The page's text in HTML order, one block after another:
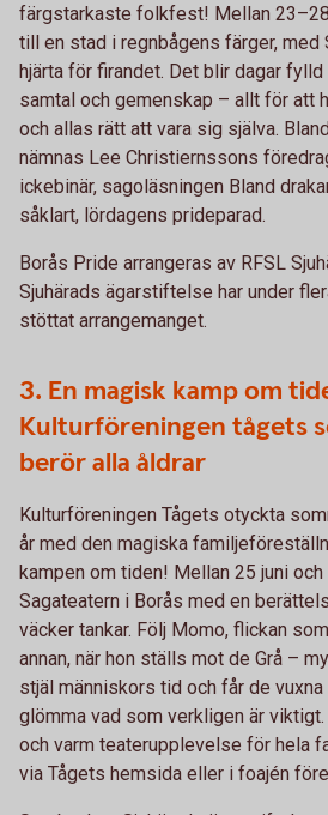
färgstarkaste folkfest! Mellan
till en stad i regnbågens färger, med
hjärta för firandet. Det blir dagar
samtal och gemenskap – allt för att
och allas rätt att vara sig själva.
nämnas Lee Christiernssons
ickebinär, sagoläsningen Bland
såklart, lördagens prideparad.
Borås Pride arrangeras av RFSL
Sjuhärads ägarstiftelse har under
stöttat arrangemanget.
3. En magisk kamp om
Kulturföreningen tågets
berör alla åldrar
Kulturföreningen Tågets otyckta
år med den magiska
kampen om tiden! Mellan 25 juni och
Sagateatern i Borås med en
väcker tankar. Följ Momo, flickan
annan, när hon ställs mot de Grå –
stjäl människors tid och får de
glömma vad som verkligen är
och varm teaterupplevelse för hela
via Tågets hemsida eller i foajén